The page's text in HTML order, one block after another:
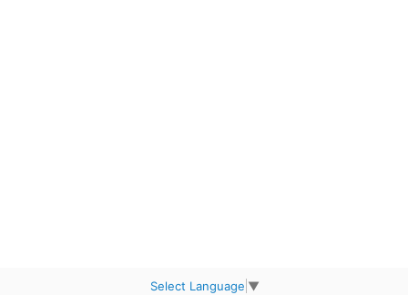
Select Language ▼